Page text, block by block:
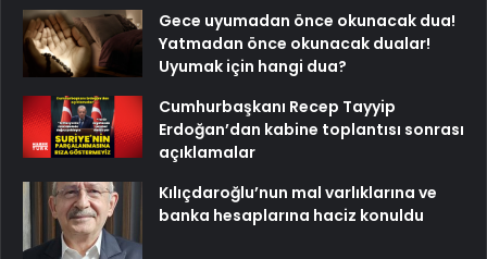
Gece uyumadan önce okunacak dua!
Yatmadan önce okunacak dualar!
Uyumak için hangi dua?
Cumhurbaşkanı Recep Tayyip
Erdoğan’dan kabine toplantısı sonrası
açıklamalar
Kılıçdaroğlu’nun mal varlıklarına ve
banka hesaplarına haciz konuldu